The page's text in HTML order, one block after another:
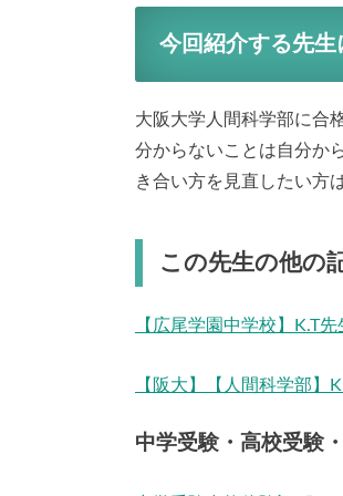
今回紹介する先生
大阪大学人間科学部に合
分からないことは自分か
き合い方を見直したい方
この先生の他の
【広尾学園中学校】K.T
【阪大】【人間科学部】
中学受験・高校受験